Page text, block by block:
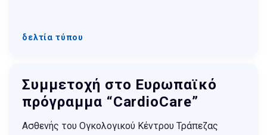
δελτία τύπου
Συμμετοχή στο Ευρωπαϊκό
πρόγραμμα “CardioCare”
Ασθενής του Ογκολογικού Κέντρου Τράπεζας